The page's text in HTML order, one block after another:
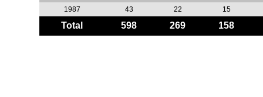
1987
43 22 15
Total 598 269 158